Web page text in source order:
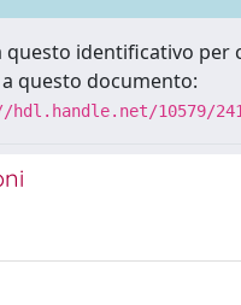
questo identificativo per
questo documento:
10579/